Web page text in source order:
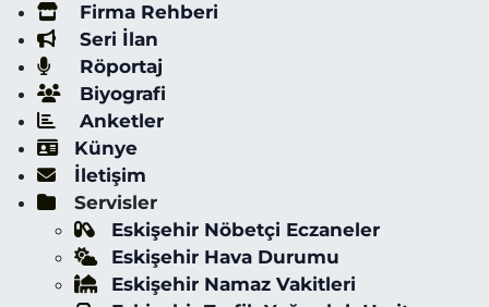
Firma Rehberi
Seri İlan
Röportaj
Biyografi
Anketler
Künye
İletişim
Servisler
Eskişehir Nöbetçi Eczaneler
Eskişehir Hava Durumu
Eskişehir Namaz Vakitleri